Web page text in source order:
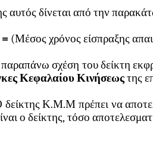
αυτός δίνεται από την
(Μέσος χρόνος είσπραξης
σχέση του δείκτη
Κεφαλαίου Κινήσεωςτης
Κ.Μ.Μ πρέπει να
ο δείκτης, τόσο